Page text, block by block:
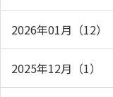
2026年01月（12）
2025年12月（1）